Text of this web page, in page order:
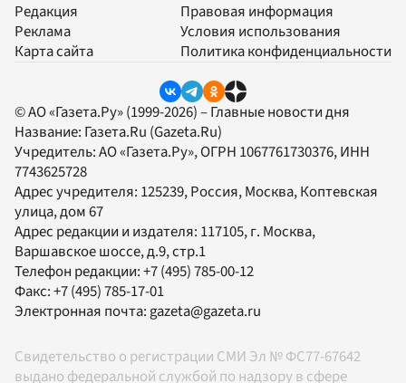
Редакция
Реклама
Карта сайта
Правовая информация
Условия использования
Политика конфиденциальности
© АО «Газета.Ру» (1999-2026) – Главные новости дня
Название: Газета.Ru (Gazeta.Ru)
Учредитель:АО «Газета.Ру», ОГРН 1067761730376, ИНН
7743625728
Адрес учредителя: 125239, Россия, Москва, Коптевская
улица, дом 67
Адрес редакции и издателя: 117105, г. Москва,
Варшавское шоссе, д.9, стр.1
Телефон редакции:+7 (495) 785-00-12
Факс:+7 (495) 785-17-01
Электронная почта: gazeta@gazeta.ru
Свидетельство о регистрации СМИ Эл № ФС77-67642
выдано федеральной службой по надзору в сфере